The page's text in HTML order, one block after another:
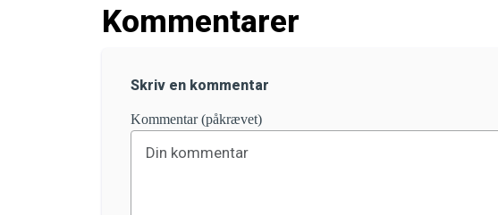
Kommentarer
Skriv en kommentar
Kommentar (påkrævet)